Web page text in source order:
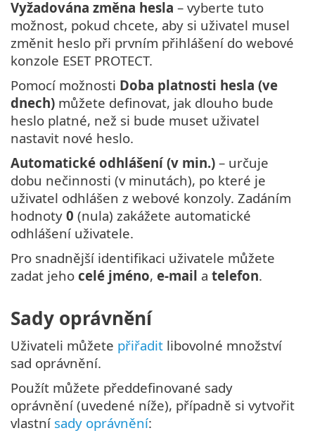
Vyžadována změna hesla – vyberte tuto
možnost, pokud chcete, aby si uživatel musel
změnit heslo při prvním přihlášení do webové
konzole ESET PROTECT.
Pomocí možnosti Doba platnosti hesla (ve
dnech) můžete definovat, jak dlouho bude
heslo platné, než si bude muset uživatel
nastavit nové heslo.
Automatické odhlášení (v min.) – určuje
dobu nečinnosti (v minutách), po které je
uživatel odhlášen z webové konzoly. Zadáním
hodnoty 0 (nula) zakážete automatické
odhlášení uživatele.
Pro snadnější identifikaci uživatele můžete
zadat jeho celé jméno, e-mail a telefon.
Sady oprávnění
Uživateli můžete přiřadit libovolné množství
sad oprávnění.
Použít můžete předdefinované sady
oprávnění (uvedené níže), případně si vytvořit
vlastní sady oprávnění: